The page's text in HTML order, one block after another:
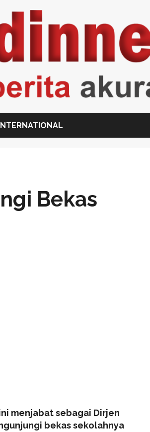
Bekas
menjabat sebagai Dirjen
bekas sekolahnya